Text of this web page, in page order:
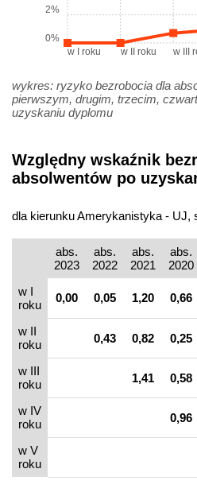
w I roku w II roku w III
0%
2%
wykres: ryzyko bezrobocia dla
pierwszym, drugim, trzecim,
uzyskaniu dyplomu
Względny wskaźnik
absolwentów po
dla kierunku Amerykanistyka - UJ,
abs.
2023
abs.
2022
abs.
2021
abs.
2020
w I
roku
0,00 0,05 1,20 0,66
w II
roku
0,43 0,82 0,25
w III
roku
1,41 0,58
w IV
roku
0,96
w V
roku